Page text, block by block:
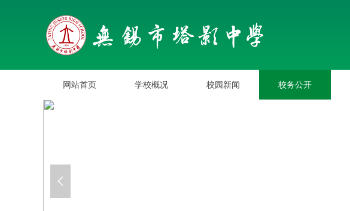
网站首页 学校概况 校园新闻 校务公开
넳